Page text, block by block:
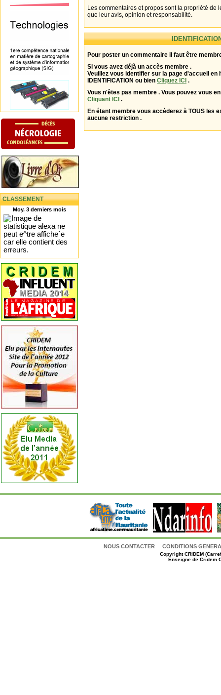
CLASSEMENT
Moy. 3 derniers mois
Les commentaires et propos sont la propriété de
que leur avis, opinion et responsabilité.
Pour poster un commentaire il faut être
Si vous avez déjà un accès membre .
Veuillez vous identifier sur la page d'accueil en
IDENTIFICATION ou bien Cliquez ICI .
Vous n'êtes pas membre . Vous pouvez vous
Cliquant ICI .
En étant membre vous accèderez à TOUS les
aucune restriction .
NOUS CONTACTER CONDITIONS
CopyrightCRIDEM
Enseigne de Cridem